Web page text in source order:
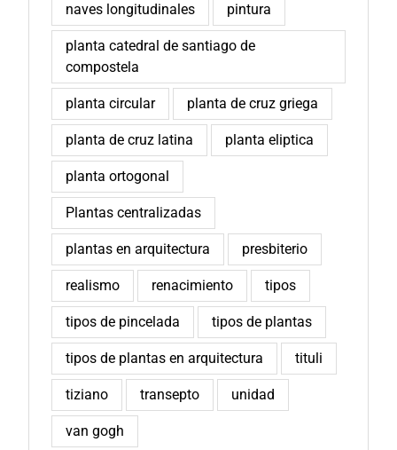
naves longitudinales pintura
planta catedral de santiago de
compostela
planta circular planta de cruz griega
planta de cruz latina planta eliptica
planta ortogonal
Plantas centralizadas
plantas en arquitectura presbiterio
realismo renacimiento tipos
tipos de pincelada tipos de plantas
tipos de plantas en arquitectura tituli
tiziano transepto unidad
van gogh